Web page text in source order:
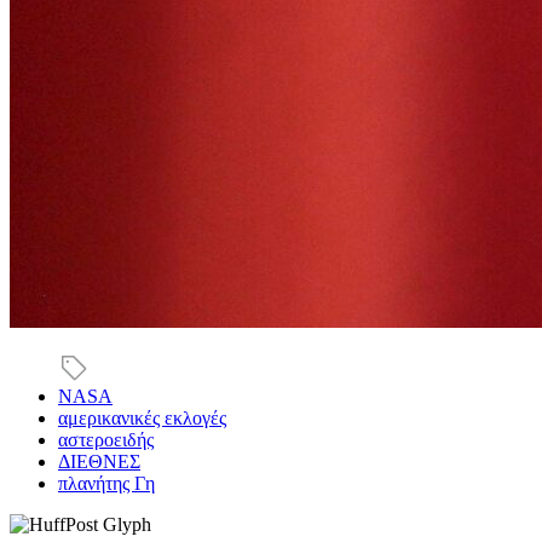
NASA
αμερικανικές εκλογές
αστεροειδής
ΔΙΕΘΝΕΣ
πλανήτης Γη